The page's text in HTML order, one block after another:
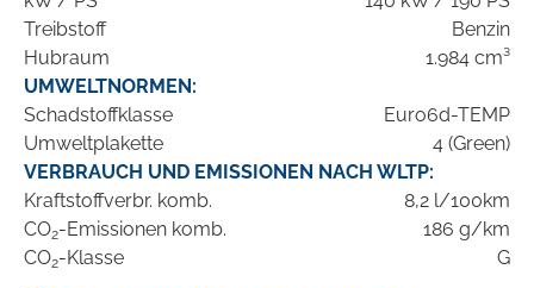
Treibstoff
Benzin
Hubraum
1.984 cm³
UMWELTNORMEN:
Schadstoffklasse
Euro6d-TEMP
Umweltplakette
4 (Green)
VERBRAUCH UND EMISSIONEN NACH WLTP:
Kraftstoffverbr. komb.
8,2 l/100km
CO2-Emissionen komb.
186 g/km
CO2-Klasse G